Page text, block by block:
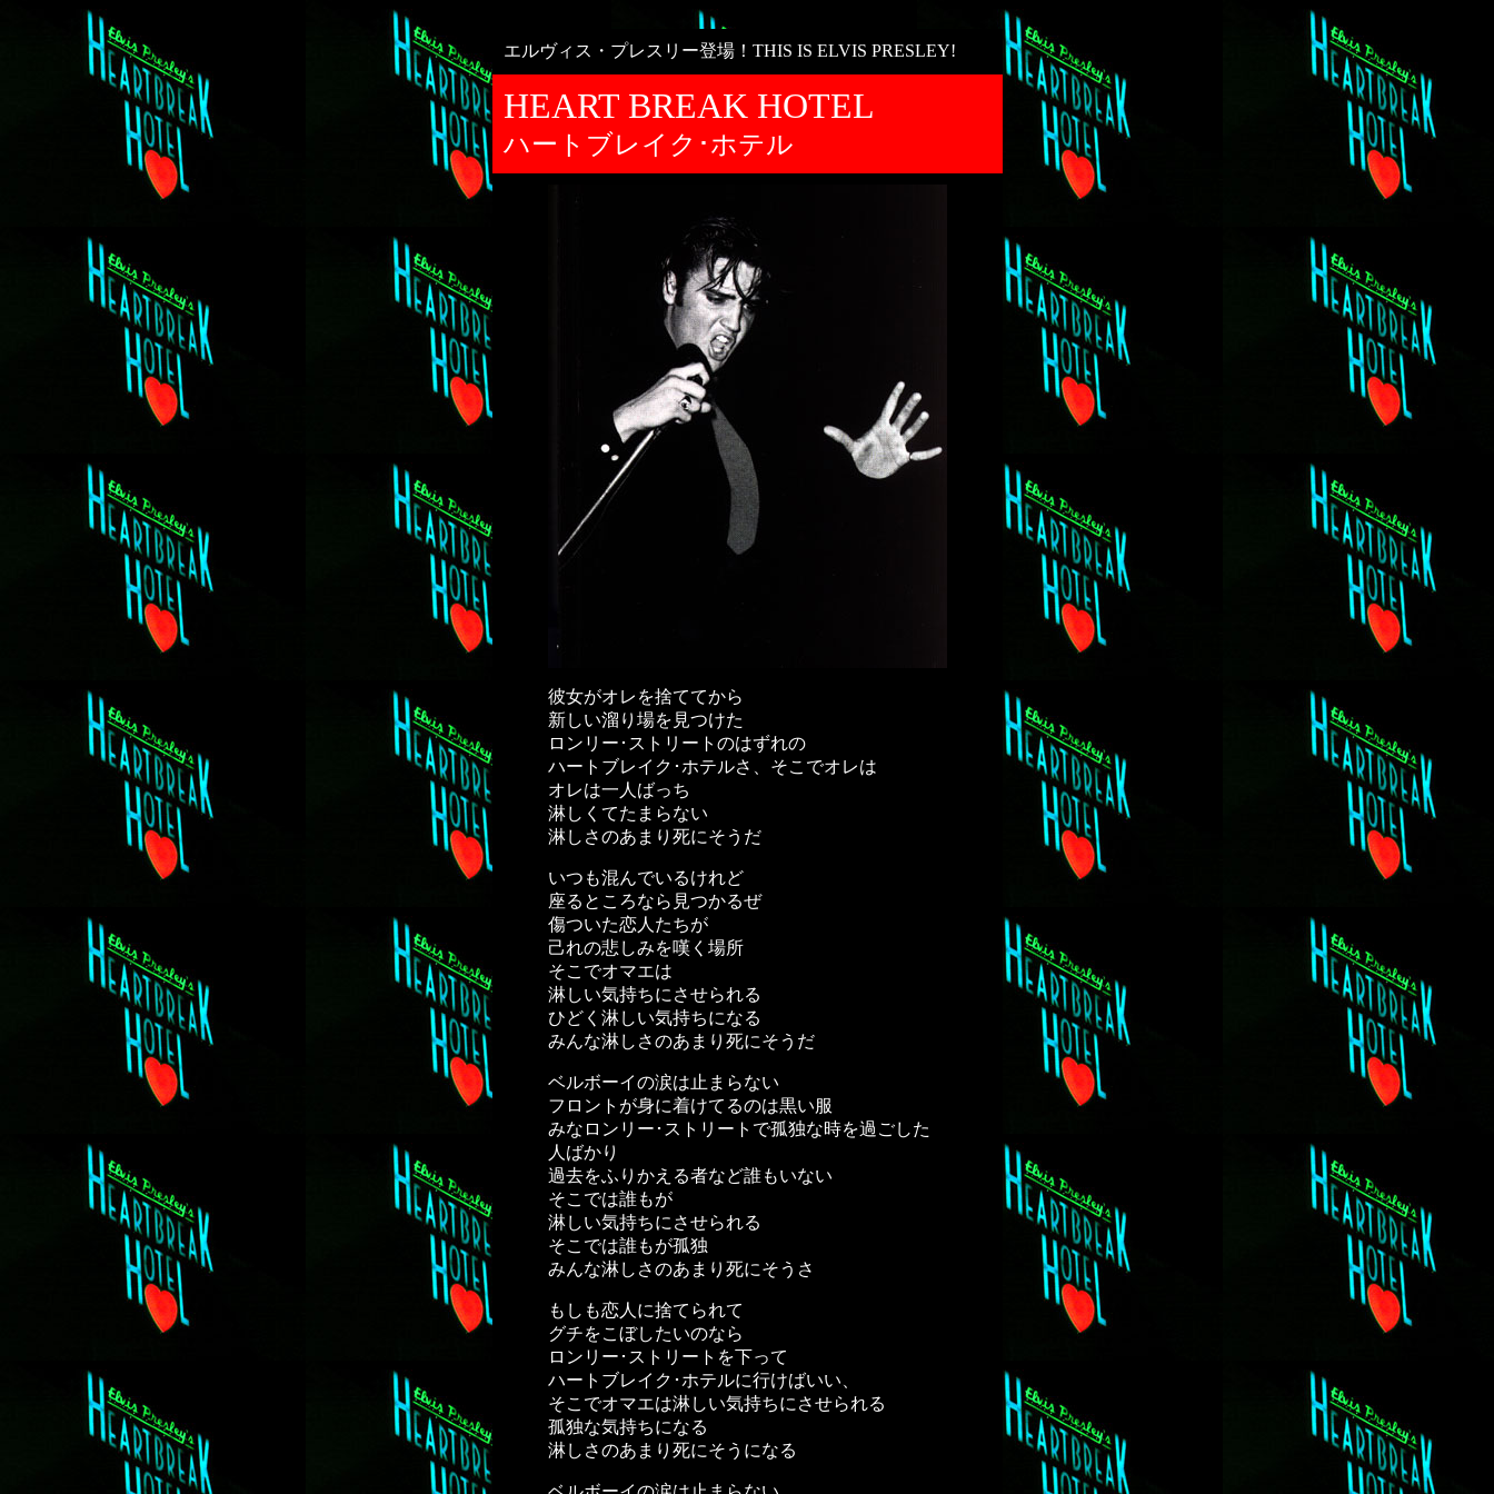
エルヴィス・プレスリー登場！THIS IS ELVIS PRESLEY!
HEART BREAK HOTEL
ハートブレイク･ホテル
彼女がオレを捨ててから
新しい溜り場を見つけた
ロンリー･ストリートのはずれの
ハートブレイク･ホテルさ、そこでオレは
オレは一人ばっち
淋しくてたまらない
淋しさのあまり死にそうだ
いつも混んでいるけれど
座るところなら見つかるぜ
傷ついた恋人たちが
己れの悲しみを嘆く場所
そこでオマエは
淋しい気持ちにさせられる
ひどく淋しい気持ちになる
みんな淋しさのあまり死にそうだ
ベルボーイの涙は止まらない
フロントが身に着けてるのは黒い服
みなロンリー･ストリートで孤独な時を過ごした
人ばかり
過去をふりかえる者など誰もいない
そこでは誰もが
淋しい気持ちにさせられる
そこでは誰もが孤独
みんな淋しさのあまり死にそうさ
もしも恋人に捨てられて
グチをこぼしたいのなら
ロンリー･ストリートを下って
ハートブレイク･ホテルに行けばいい、
そこでオマエは淋しい気持ちにさせられる
孤独な気持ちになる
淋しさのあまり死にそうになる